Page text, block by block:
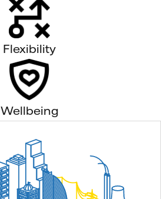
Flexibility
Wellbeing